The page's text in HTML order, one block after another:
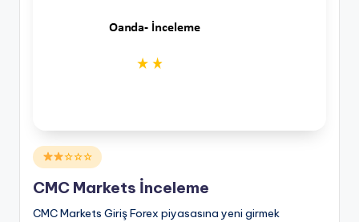
Posted
in
☆☆☆
CMC Markets İnceleme
CMC Markets Giriş Forex piyasasına yeni girmek